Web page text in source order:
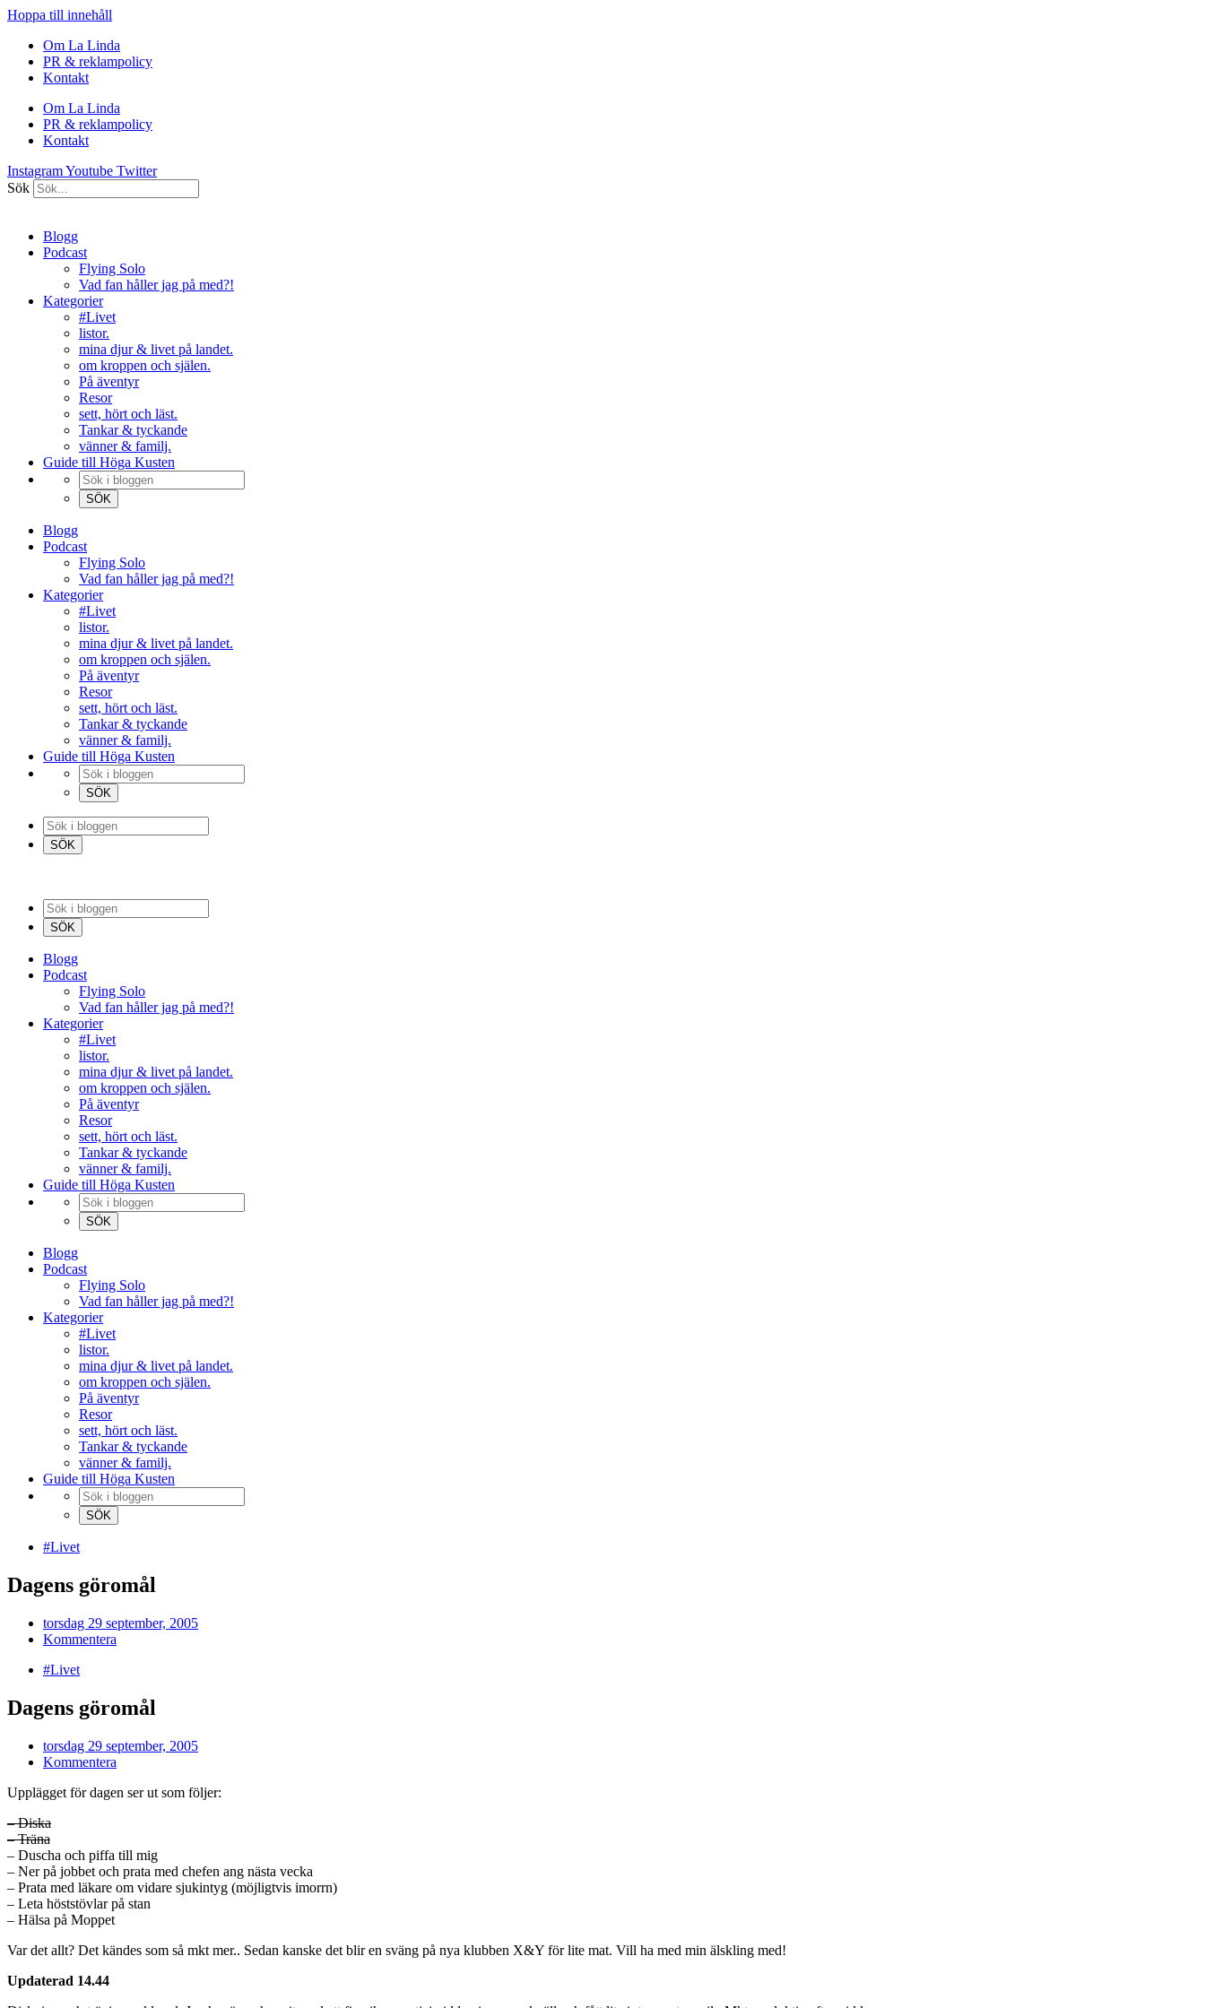
Hoppa till innehåll
Om La Linda
PR & reklampolicy
Kontakt
Om La Linda
PR & reklampolicy
Kontakt
InstagramYoutube Twitter
Sök
Blogg
Podcast
Flying Solo
Vad fan håller jag på med?!
Kategorier
#Livet
listor.
mina djur & livet på landet.
om kroppen och själen.
På äventyr
Resor
sett, hört och läst.
Tankar & tyckande
vänner & familj.
Guide till Höga Kusten
Blogg
Podcast
Flying Solo
Vad fan håller jag på med?!
Kategorier
#Livet
listor.
mina djur & livet på landet.
om kroppen och själen.
På äventyr
Resor
sett, hört och läst.
Tankar & tyckande
vänner & familj.
Guide till Höga Kusten
Blogg
Podcast
Flying Solo
Vad fan håller jag på med?!
Kategorier
#Livet
listor.
mina djur & livet på landet.
om kroppen och själen.
På äventyr
Resor
sett, hört och läst.
Tankar & tyckande
vänner & familj.
Guide till Höga Kusten
Blogg
Podcast
Flying Solo
Vad fan håller jag på med?!
Kategorier
#Livet
listor.
mina djur & livet på landet.
om kroppen och själen.
På äventyr
Resor
sett, hört och läst.
Tankar & tyckande
vänner & familj.
Guide till Höga Kusten
#Livet
Dagens göromål
torsdag 29 september, 2005
Kommentera
#Livet
Dagens göromål
torsdag 29 september, 2005
Kommentera
Upplägget för dagen ser ut som följer:
– Diska
– Träna
– Duscha och piffa till mig
– Ner på jobbet och prata med chefen ang nästa vecka
– Prata med läkare om vidare sjukintyg (möjligtvis imorrn)
– Leta höststövlar på stan
– Hälsa på Moppet
Var det allt? Det kändes som så mkt mer.. Sedan kanske det blir en sväng på nya klubben X&Y för lite mat. Vill ha med min älskling med!
Updaterad 14.44